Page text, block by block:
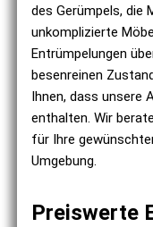
des Gerümpels, die
unkomplizierte
Entrümpelungen
besenreinen
Ihnen, dass unsere
enthalten. Wir
für Ihre
Umgebung.
Preiswerte